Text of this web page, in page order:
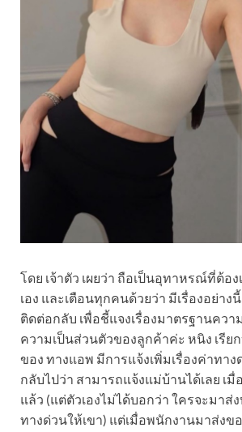
โดย เจ้าตัว เผยว่า ถือเป็นอุทาหรณ์ที่ต้อ
เอง และเตือนทุกคนด้วยว่า มีเรื่องอย่าง
ติดต่อกลับ เพื่อชี้แจงเรื่องมาตรฐานควา
ความเป็นส่วนตัวของลูกค้าค่ะ หนิง เรีย
ของ ทางแอพ มีการแจ้งเพิ่มเรื่องค่าทาง
กลับไปว่า สามารถแจ้งแม่บ้านได้เลย เมื่
แล้ว (แต่ตัวเองไม่ได้บอกว่า ใครจะมาส่
ทางด่วนให้เขา) แต่เมื่อพนักงานมาส่งข